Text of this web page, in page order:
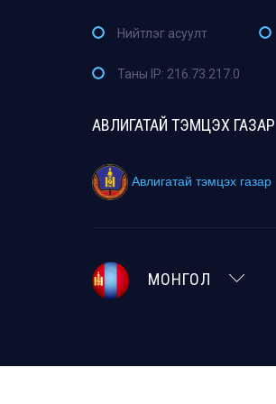
Нийтлэг асуулт
Таны IP: 216.73.217.0
АВЛИГАТАЙ ТЭМЦЭХ ГАЗАР
Авлигатай тэмцэх газар
МОНГОЛ